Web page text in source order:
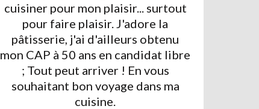
cuisiner pour mon plaisir... surtout
pour faire plaisir. J'adore la
pâtisserie, j'ai d'ailleurs obtenu
mon CAP à 50 ans en candidat libre
; Tout peut arriver ! En vous
souhaitant bon voyage dans ma
cuisine.